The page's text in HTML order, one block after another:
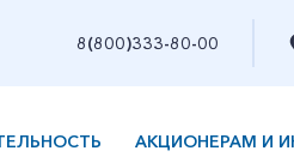
8(800)333-80-00
АКЦИОНЕРАМ И